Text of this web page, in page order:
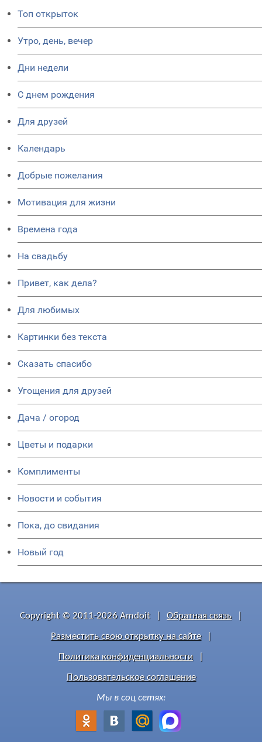
Топ открыток
Утро, день, вечер
Дни недели
C днем рождения
Для друзей
Календарь
Добрые пожелания
Мотивация для жизни
Времена года
На свадьбу
Привет, как дела?
Для любимых
Картинки без текста
Сказать спасибо
Угощения для друзей
Дача / огород
Цветы и подарки
Комплименты
Новости и события
Пока, до свидания
Новый год
Copyright © 2011-2026 Amdoit Обратная связь
Разместить свою открытку на сайте
Политика конфиденциальности
Пользовательское соглашение
Мы в соц сетях: